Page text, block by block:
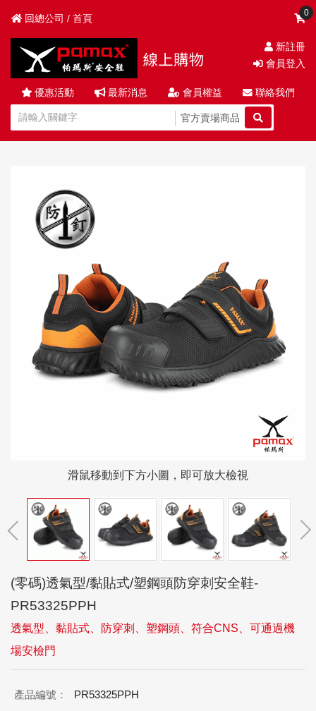
回總公司 / 首頁
0
新註冊
會員登入
優惠活動 最新消息 會員權益 聯絡我們
官方賣場商品
滑鼠移動到下方小圖，即可放大檢視
(零碼)透氣型/黏貼式/塑鋼頭防穿刺安全鞋-
PR53325PPH
透氣型、黏貼式、防穿刺、塑鋼頭、符合CNS、可通過機
場安檢門
產品編號： PR53325PPH